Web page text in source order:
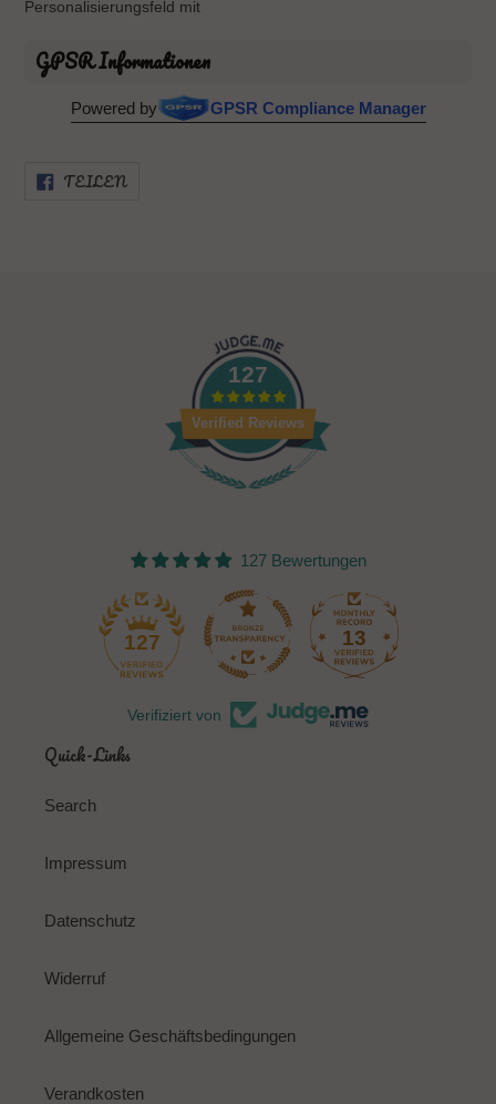
Personalisierungsfeld mit
GPSR Informationen
Powered by GPSR Compliance Manager
TEILENFACEBOOK
127
Verified Reviews
127 Bewertungen
127 13
Verifiziert von
Quick-Links
Search
Impressum
Datenschutz
Widerruf
Allgemeine Geschäftsbedingungen
Verandkosten